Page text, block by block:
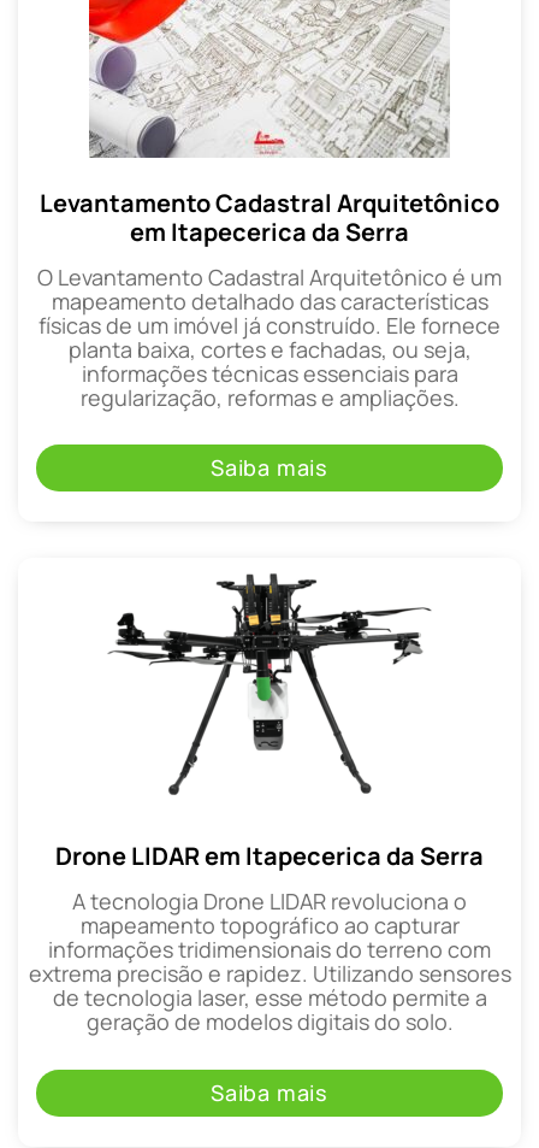
Levantamento Cadastral Arquitetônico
em Itapecerica da Serra
O Levantamento Cadastral Arquitetônico é um
mapeamento detalhado das características
físicas de um imóvel já construído. Ele fornece
planta baixa, cortes e fachadas, ou seja,
informações técnicas essenciais para
regularização, reformas e ampliações.
Saiba mais
Drone LIDAR em Itapecerica da Serra
A tecnologia Drone LIDAR revoluciona o
mapeamento topográfico ao capturar
informações tridimensionais do terreno com
extrema precisão e rapidez. Utilizando sensores
de tecnologia laser, esse método permite a
geração de modelos digitais do solo.
Saiba mais